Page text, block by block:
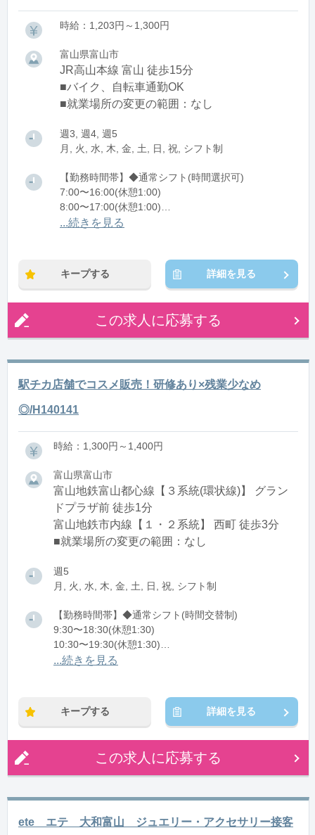
時給：1,203円～1,300円
富山県富山市
JR高山本線 富山 徒歩15分
■バイク、自転車通勤OK
■就業場所の変更の範囲：なし
週3, 週4, 週5
月, 火, 水, 木, 金, 土, 日, 祝, シフト制
【勤務時間帯】◆通常シフト(時間選択可)
7:00〜16:00(休憩1:00)
8:00〜17:00(休憩1:00)
12:00〜21:00(休憩1:00)
...続きを見る
キープする 詳細を見る
この求人に応募する
駅チカ店舗でコスメ販売！研修あり×残業少なめ
◎/H140141
時給：1,300円～1,400円
富山県富山市
富山地鉄富山都心線【３系統(環状線)】 グラン
ドプラザ前 徒歩1分
富山地鉄市内線【１・２系統】 西町 徒歩3分
■就業場所の変更の範囲：なし
週5
月, 火, 水, 木, 金, 土, 日, 祝, シフト制
【勤務時間帯】◆通常シフト(時間交替制)
9:30〜18:30(休憩1:30)
10:30〜19:30(休憩1:30)
11:30〜20:30(休憩1:30)
...続きを見る
キープする 詳細を見る
この求人に応募する
ete エテ 大和富山 ジュエリー・アクセサリー接客